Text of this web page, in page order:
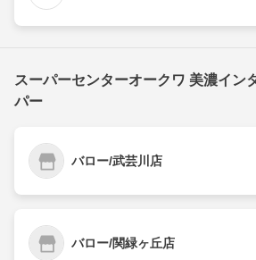
スーパーセンターオークワ 美濃イン
パー
バロー/武芸川店
バロー/関緑ヶ丘店